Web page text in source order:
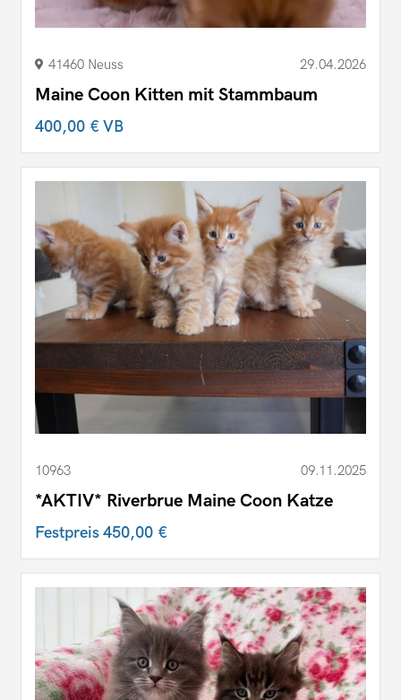
41460 Neuss 29.04.2026
Maine Coon Kitten mit Stammbaum
400,00 €VB
10963 09.11.2025
*AKTIV* Riverbrue Maine Coon Katze
Festpreis450,00 €